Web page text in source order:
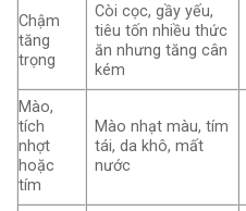
Chậm
tăng
trọng
Còi cọc, gầy yếu,
tiêu tốn nhiều thức
ăn nhưng tăng cân
kém
Mào,
tích
nhợt
hoặc
tím
Mào nhạt màu, tím
tái, da khô, mất
nước